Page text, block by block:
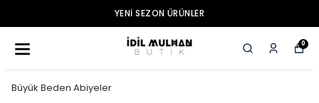
YENI SEZON ÜRÜNLER
0
Büyük Beden Abiyeler